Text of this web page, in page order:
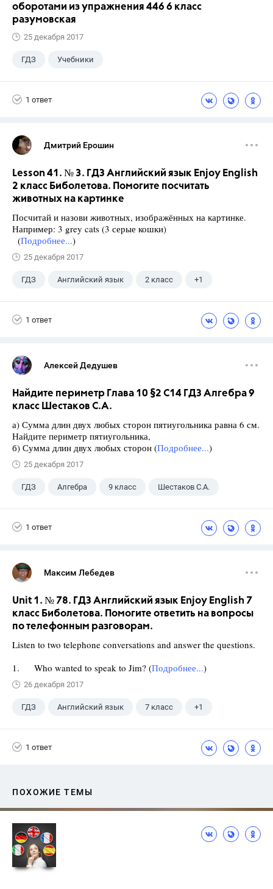
оборотами из упражнения 446 6 класс
разумовская
25 декабря 2017
ГДЗ Учебники
1 ответ
Дмитрий Ерошин
Lesson 41. № 3. ГДЗ Английский язык Enjoy English
2 класс Биболетова. Помогите посчитать
животных на картинке
Посчитай и назови животных, изображённых на картинке.
Например: 3 grey cats (3 серые кошки)
(Подробнее...)
25 декабря 2017
ГДЗ Английский язык 2 класс +1
1 ответ
Алексей Дедушев
Найдите периметр Глава 10 §2 С14 ГДЗ Алгебра 9
класс Шестаков С.А.
а) Сумма длин двух любых сторон пятиугольника равна 6 см.
Найдите периметр пятиугольника,
б) Сумма длин двух любых сторон (Подробнее...)
25 декабря 2017
ГДЗ Алгебра 9 класс Шестаков С.А.
1 ответ
Максим Лебедев
Unit 1. № 78. ГДЗ Английский язык Enjoy English 7
класс Биболетова. Помогите ответить на вопросы
по телефонным разговорам.
Listen to two telephone conversations and answer the questions.
1. Who wanted to speak to Jim? (Подробнее...)
26 декабря 2017
ГДЗ Английский язык 7 класс +1
1 ответ
ПОХОЖИЕ ТЕМЫ